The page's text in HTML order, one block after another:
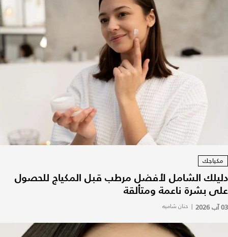
مكياجك
دليلك الشامل لأفضل مرطب قبل المكياج للحصول
على بشرة ناعمة ومتألقة
03 آب 2026 | حنان شاميه